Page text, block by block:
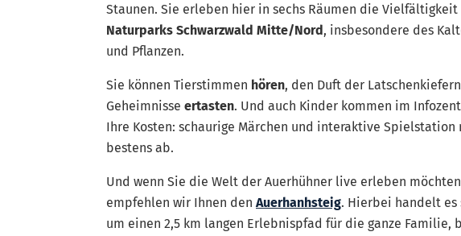
Staunen. Sie erleben hier in sechs Räumen die
Naturparks Schwarzwald Mitte/Nord, insbesondere des
und Pflanzen.
Sie können Tierstimmen hören, den Duft der Latschenkiefern
Geheimnisse ertasten. Und auch Kinder kommen im
Ihre Kosten: schaurige Märchen und interaktive Spielstation
bestens ab.
Und wenn Sie die Welt der Auerhühner live erleben
empfehlen wir Ihnen den Auerhanhsteig. Hierbei handelt es
um einen 2,5 km langen Erlebnispfad für die ganze Familie,